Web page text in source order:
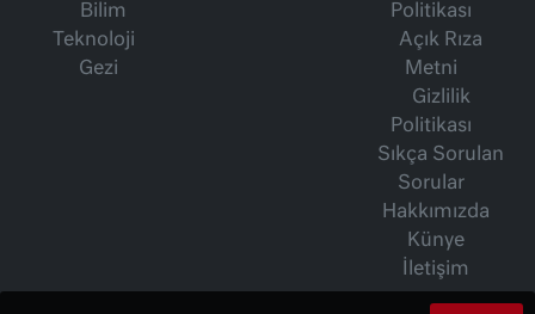
Bilim
Teknoloji
Gezi
Politikası
Açık Rıza
Metni
Gizlilik
Politikası
Sıkça Sorulan
Sorular
Hakkımızda
Künye
İletişim